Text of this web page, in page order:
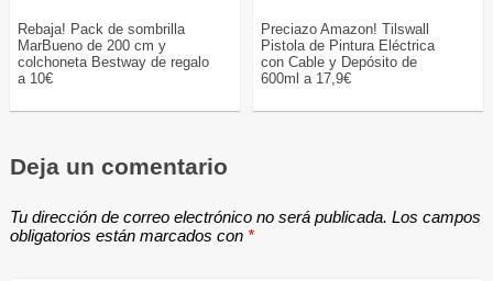
Rebaja! Pack de sombrilla
MarBueno de 200 cm y
colchoneta Bestway de regalo
a 10€
Preciazo Amazon! Tilswall
Pistola de Pintura Eléctrica
con Cable y Depósito de
600ml a 17,9€
Deja un comentario
Tu dirección de correo electrónico no será publicada. Los campos
obligatorios están marcados con *